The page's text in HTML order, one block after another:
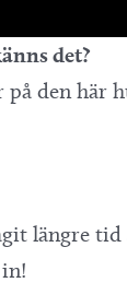
det?
den här
längre